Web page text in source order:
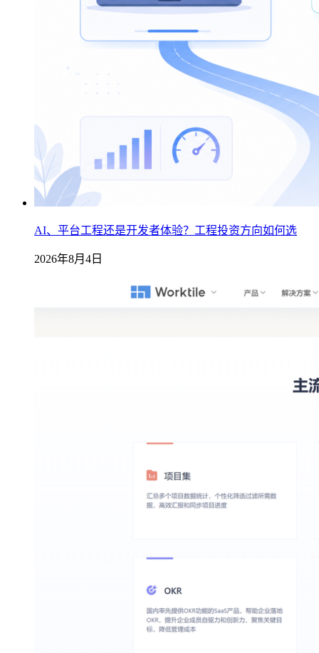
AI、平台工程还是开发者体验？工程投资方向如何选
2026年8月4日